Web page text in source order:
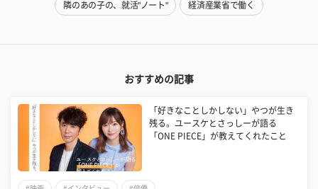
隣のあの子の、就活"ノート" 経済産業省で働く
おすすめの記事
「好きなことしかしない」やつが生き
残る。ユースケとさっしーが語る
「ONE PIECE」が教えてくれたこと